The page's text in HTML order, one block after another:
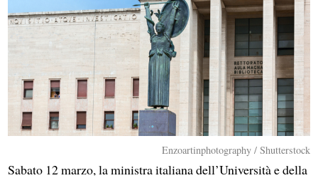
Enzoartinphotography / Shutterstock
Sabato 12 marzo, la ministra italiana dell’Università e della